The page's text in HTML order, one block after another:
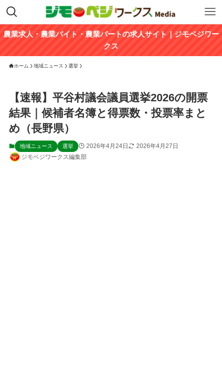
農業求人・農業バイト・農業パートの求人サイト｜ジモベジワー
クス
ホーム 地域ニュース 選挙
【速報】平谷村議会議員選挙2026の開票
結果｜候補者名簿と得票数・投票率まと
め（長野県）
地域ニュース 選挙 2026年4月24日
2026年4月27日
ジモベジワークス編集部